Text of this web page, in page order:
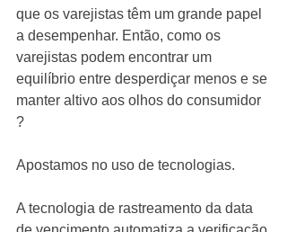
que os varejistas têm um grande papel
a desempenhar. Então, como os
varejistas podem encontrar um
equilíbrio entre desperdiçar menos e se
manter altivo aos olhos do consumidor
?
Apostamos no uso de tecnologias.
A tecnologia de rastreamento da data